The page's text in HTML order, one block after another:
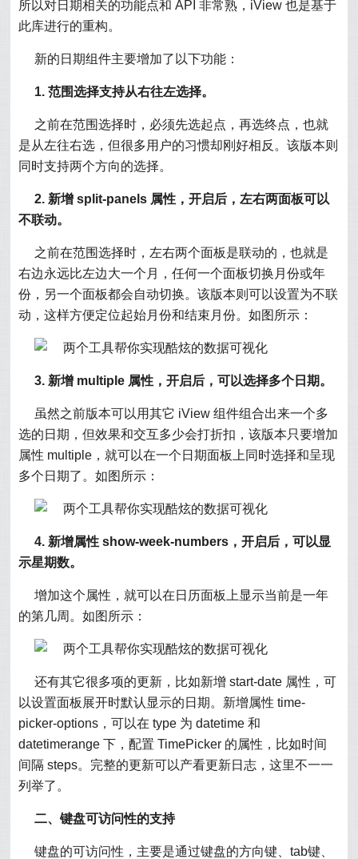
所以对日期相关的功能点和 API 非常熟，iView 也是基于
此库进行的重构。
新的日期组件主要增加了以下功能：
1. 范围选择支持从右往左选择。
之前在范围选择时，必须先选起点，再选终点，也就
是从左往右选，但很多用户的习惯却刚好相反。该版本则
同时支持两个方向的选择。
2. 新增 split-panels 属性，开启后，左右两面板可以
不联动。
之前在范围选择时，左右两个面板是联动的，也就是
右边永远比左边大一个月，任何一个面板切换月份或年
份，另一个面板都会自动切换。该版本则可以设置为不联
动，这样方便定位起始月份和结束月份。如图所示：
3. 新增 multiple 属性，开启后，可以选择多个日期。
虽然之前版本可以用其它 iView 组件组合出来一个多
选的日期，但效果和交互多少会打折扣，该版本只要增加
属性 multiple，就可以在一个日期面板上同时选择和呈现
多个日期了。如图所示：
4. 新增属性 show-week-numbers，开启后，可以显
示星期数。
增加这个属性，就可以在日历面板上显示当前是一年
的第几周。如图所示：
还有其它很多项的更新，比如新增 start-date 属性，可
以设置面板展开时默认显示的日期。新增属性 time-
picker-options，可以在 type 为 datetime 和
datetimerange 下，配置 TimePicker 的属性，比如时间
间隔 steps。完整的更新可以产看更新日志，这里不一一
列举了。
二、键盘可访问性的支持
键盘的可访问性，主要是通过键盘的方向键、tab键、